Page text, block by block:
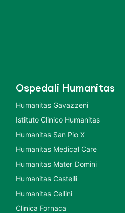
Ospedali Humanitas
Humanitas Gavazzeni
Istituto Clinico Humanitas
Humanitas San Pio X
Humanitas Medical Care
Humanitas Mater Domini
Humanitas Castelli
Humanitas Cellini
Clinica Fornaca